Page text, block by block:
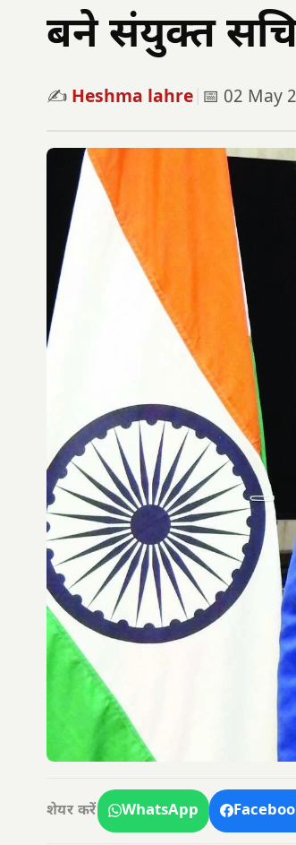
बने संयुक्त
✍️ Heshma lahre 📅 02 May
शेयर करें WhatsApp